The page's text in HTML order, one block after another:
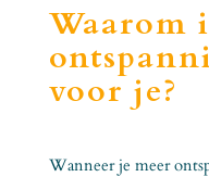
Waarom
voor je?
Wanneer je meer